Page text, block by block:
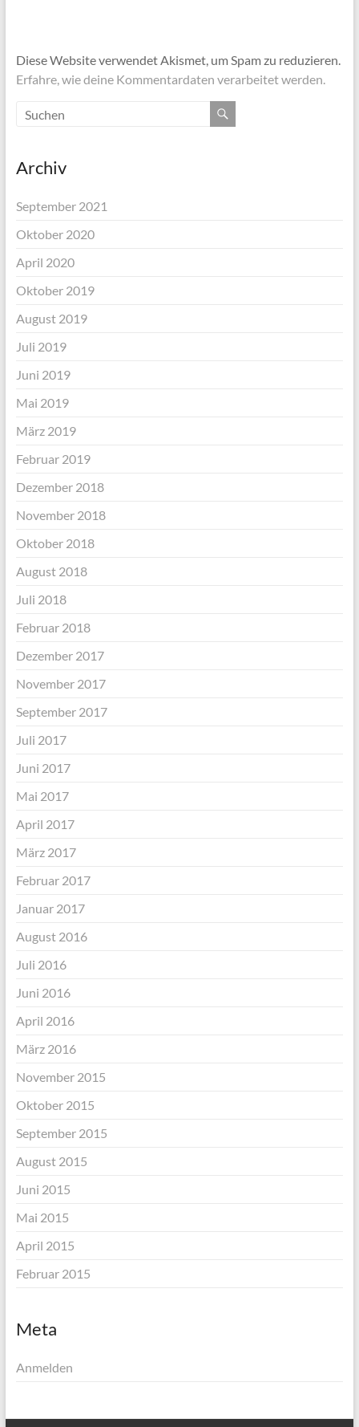
Diese Website verwendet Akismet, um Spam zu reduzieren.
Erfahre, wie deine Kommentardaten verarbeitet werden.
Archiv
September 2021
Oktober 2020
April 2020
Oktober 2019
August 2019
Juli 2019
Juni 2019
Mai 2019
März 2019
Februar 2019
Dezember 2018
November 2018
Oktober 2018
August 2018
Juli 2018
Februar 2018
Dezember 2017
November 2017
September 2017
Juli 2017
Juni 2017
Mai 2017
April 2017
März 2017
Februar 2017
Januar 2017
August 2016
Juli 2016
Juni 2016
April 2016
März 2016
November 2015
Oktober 2015
September 2015
August 2015
Juni 2015
Mai 2015
April 2015
Februar 2015
Meta
Anmelden